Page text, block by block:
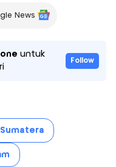
News
untuk
Follow